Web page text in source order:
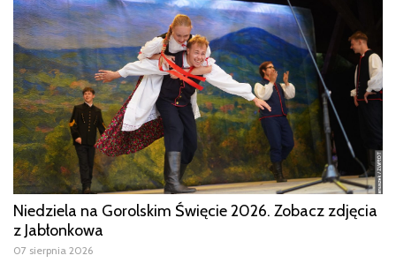
Niedziela na Gorolskim Święcie 2026. Zobacz zdjęcia
z Jabłonkowa
07 sierpnia 2026